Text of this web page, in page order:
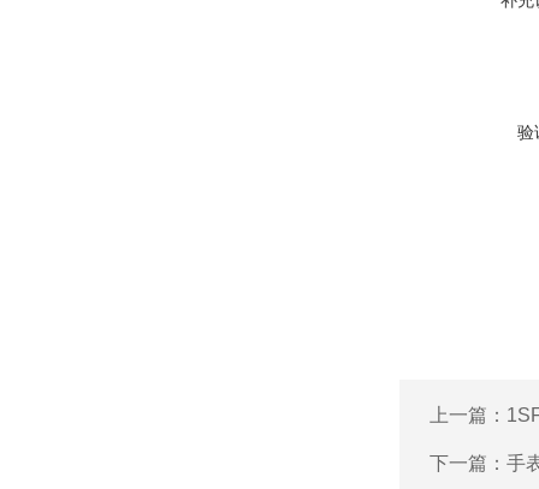
验
上一篇：
下一篇： 手